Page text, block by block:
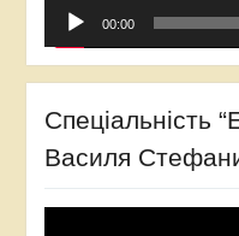
00:00
Спеціальність
Василя